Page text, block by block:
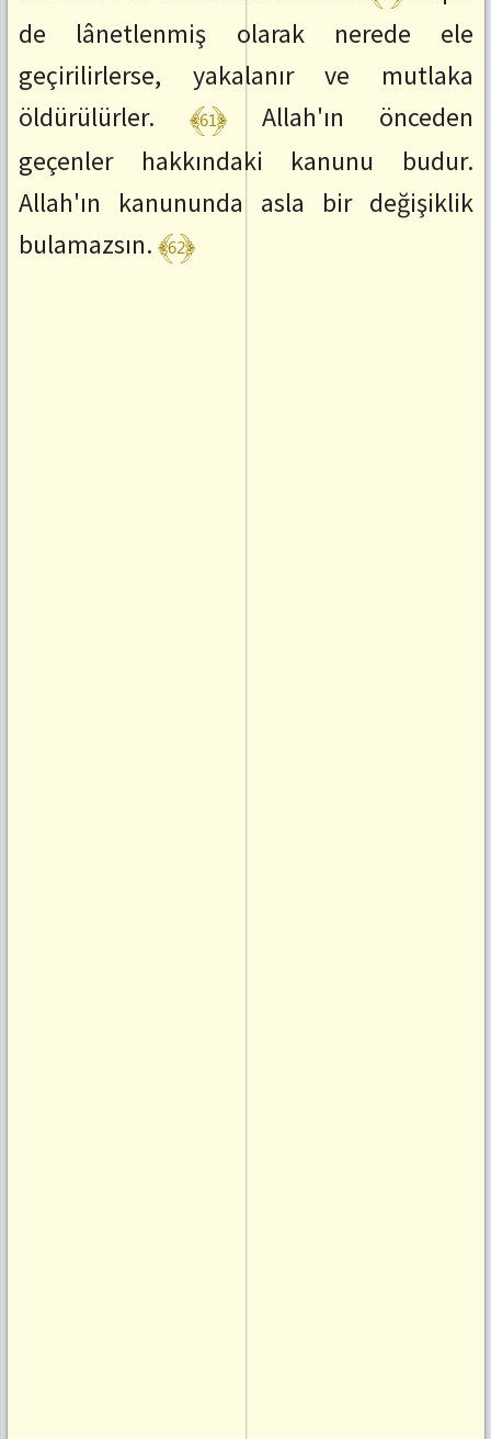
de lânetlenmiş olarak nerede ele
geçirilirlerse, yakalanır ve mutlaka
öldürülürler.
﴾61﴿
Allah'ın önceden
geçenler hakkındaki kanunu budur.
Allah'ın kanununda asla bir değişiklik
bulamazsın.﴾62﴿